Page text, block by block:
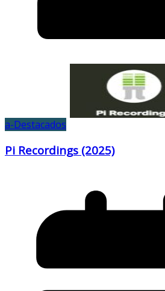
a-Destacados
Pi Recordings (2025)